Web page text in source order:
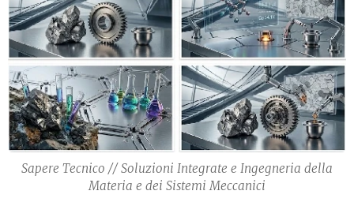
Sapere Tecnico // Soluzioni Integrate e Ingegneria della
Materia e dei Sistemi Meccanici